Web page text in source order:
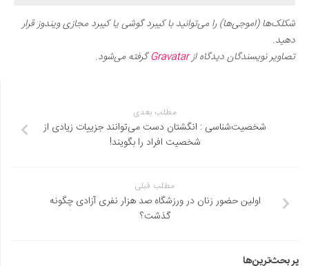
شکلک‌ها (اموجی‌ها) را می‌توانید با کیبرد گوشی یا کیبرد مجازی ویندوز قرار
دهید.
تصاویر نویسندگان دیدگاه ازGravatarگرفته می‌شود.
مطلب بعدی
شخصیت‌شناسی : انگشتان دست می‌توانند جزییات زیادی از
شخصیت افراد را بگویند!
مطلب قبلی
اولین حضور زنان در ورزشگاه صد هزار نفری آزادی چگونه
گذشت؟
پر بحث‌ترین‌ها